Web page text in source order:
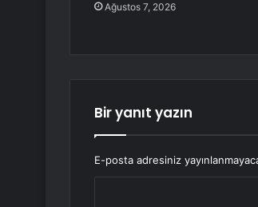
Ağustos 7, 2026
Bir yanıt yazın
E-posta adresiniz